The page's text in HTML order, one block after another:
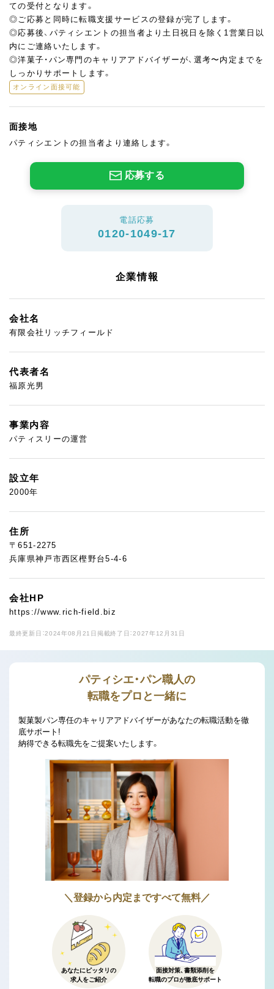
ての受付となります。
◎ご応募と同時に転職支援サービスの登録が完了します。
◎応募後、パティシエントの担当者より土日祝日を除く1営業日以
内にご連絡いたします。
◎洋菓子・パン専門のキャリアアドバイザーが、選考〜内定までを
しっかりサポートします。
オンライン面接可能
面接地
パティシエントの担当者より連絡します。
応募する
電話応募
0120-1049-17
企業情報
会社名
有限会社リッチフィールド
代表者名
福原光男
事業内容
パティスリーの運営
設立年
2000年
住所
〒651-2275
兵庫県神戸市西区樫野台5-4-6
会社HP
https://www.rich-field.biz
最終更新日：2024年08月21日 掲載終了日：2027年12月31日
パティシエ・パン職人の
転職をプロと一緒に
製菓製パン専任のキャリアアドバイザーがあなたの転職活動を徹
底サポート!
納得できる転職先をご提案いたします。
＼登録から内定まですべて無料／
あなたにピッタリの
求人をご紹介
面接対策、書類添削を
転職のプロが徹底サポート